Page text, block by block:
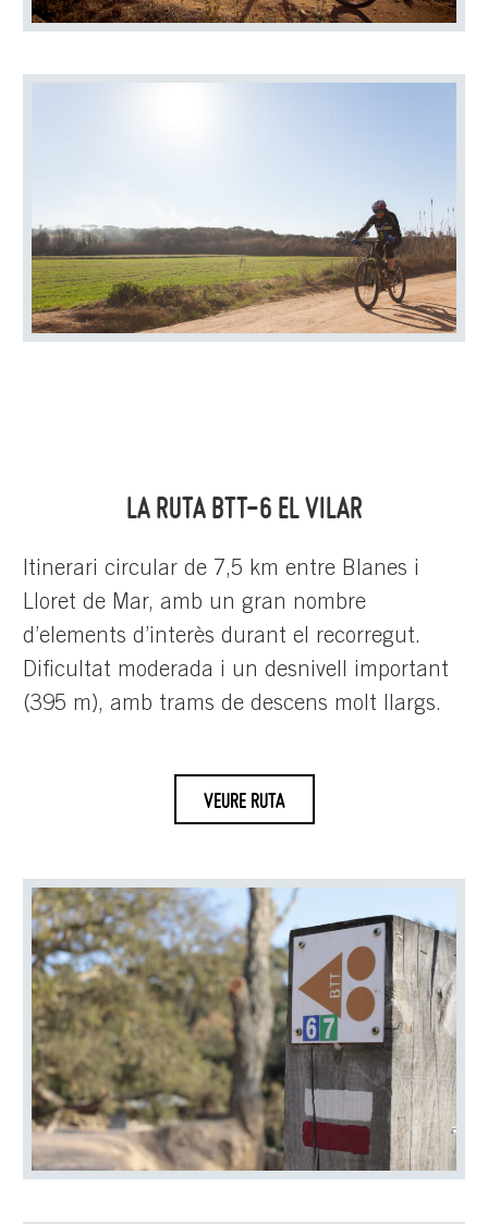
LA RUTA BTT-6 EL VILAR
Itinerari circular de 7,5 km entre Blanes i
Lloret de Mar, amb un gran nombre
d’elements d’interès durant el recorregut.
Dificultat moderada i un desnivell important
(395 m), amb trams de descens molt llargs.
VEURE RUTA